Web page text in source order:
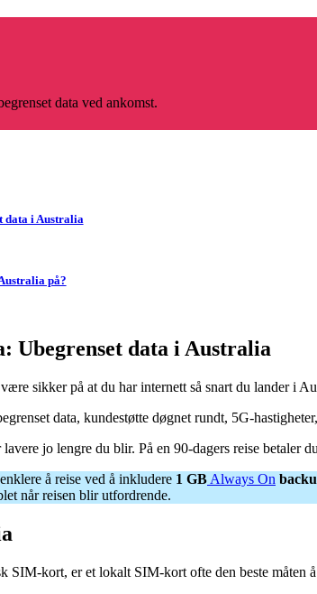
data ved ankomst.
data i Australia
på?
Ubegrenset data i Australia
sikker på at du har internett så snart du lander i
data, kundestøtte døgnet rundt, 5G-
jo lengre du blir. På en 90-dagers reise
å reise ved å inkludere 1 GB Always On
når reisen blir utfordrende.
SIM-kort, er et lokalt SIM-kort ofte den beste måten